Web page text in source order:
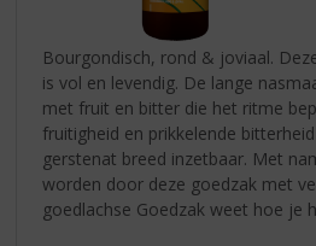
Bourgondisch, rond & joviaal.
is vol en levendig. De lange
met fruit en bitter die het ritme
fruitigheid en prikkelende
gerstenat breed inzetbaar. Met
worden door deze goedzak met
goedlachse Goedzak weet hoe je